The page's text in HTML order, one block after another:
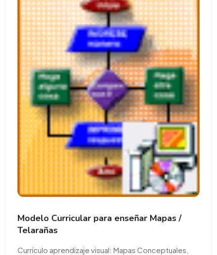
Modelo Curricular para enseñar Mapas /
Telarañas
Currículo aprendizaje visual: Mapas Conceptuales,